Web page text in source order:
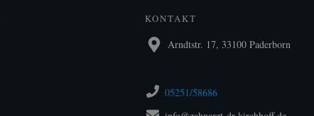
KONTAKT
Arndtstr. 17, 33100 Paderborn
05251/58686